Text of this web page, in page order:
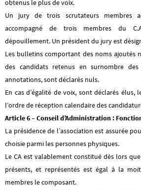
obtenus le plus de voix.
Un jury de trois scrutateurs membres
accompagné de trois membres du
dépouillement. Un président du jury est
Les bulletins comportant des noms ajoutés
des candidats retenus en surnombre
annotations, sont déclarés nuls.
En cas d’égalité de voix, sont déclarés élus,
l’ordre de réception calendaire des
Article 6 – Conseil d’Administration :
La présidence de l’association est assurée
choisie parmi les personnes physiques.
Le CA est valablement constitué dès lors
présents, et représentés est égal à la
membres le composant.